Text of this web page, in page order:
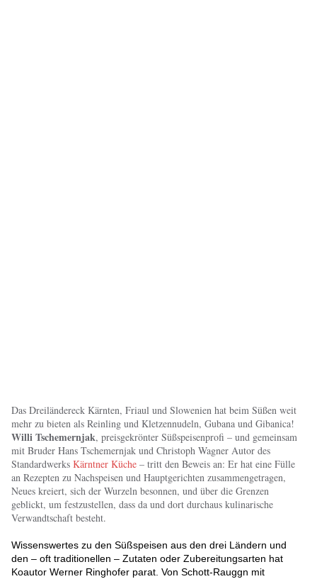
Das Dreiländereck Kärnten, Friaul und Slowenien hat beim Süßen weit
mehr zu bieten als Reinling und Kletzennudeln, Gubana und Gibanica!
Willi Tschemernjak, preisgekrönter Süßspeisenprofi – und gemeinsam
mit Bruder Hans Tschemernjak und Christoph Wagner Autor des
Standardwerks Kärntner Küche – tritt den Beweis an: Er hat eine Fülle
an Rezepten zu Nachspeisen und Hauptgerichten zusammengetragen,
Neues kreiert, sich der Wurzeln besonnen, und über die Grenzen
geblickt, um festzustellen, dass da und dort durchaus kulinarische
Verwandtschaft besteht.
Wissenswertes zu den Süßspeisen aus den drei Ländern und
den – oft traditionellen – Zutaten oder Zubereitungsarten hat
Koautor Werner Ringhofer parat. Von Schott-Rauggn mit